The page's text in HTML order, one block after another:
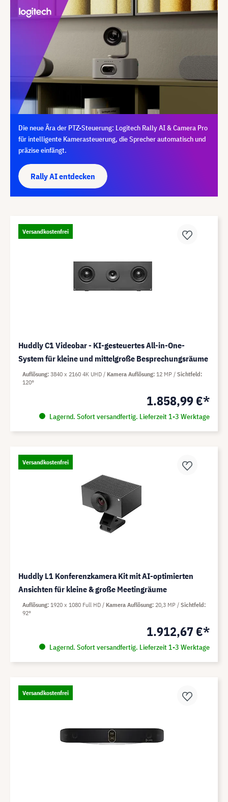
Die neue Ära der PTZ-Steuerung: Logitech Rally AI & Camera Pro
für intelligente Kamerasteuerung, die Sprecher automatisch und
präzise einfängt.
Rally AI entdecken
Versandkostenfrei
Huddly C1 Videobar - KI-gesteuertes All-in-One-
System für kleine und mittelgroße Besprechungsräume
1.858,99 €*
Lagernd. Sofort versandfertig. Lieferzeit 1-3 Werktage
Auflösung 3840 x 2160 4K UHD Kamera Auflösung 12 MP
Sichtfeld
120°
Versandkostenfrei
Huddly L1 Konferenzkamera Kit mit AI-optimierten
Ansichten für kleine & große Meetingräume
1.912,67 €*
Lagernd. Sofort versandfertig. Lieferzeit 1-3 Werktage
Auflösung 1920 x 1080 Full HD Kamera Auflösung 20,3 MP
Sichtfeld
92°
Versandkostenfrei